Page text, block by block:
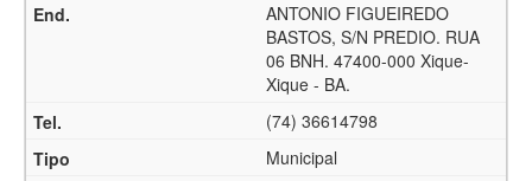
ANTONIO FIGUEIREDO
BASTOS, S/N PREDIO. RUA
06 BNH. 47400-000 Xique-
Xique - BA.
(74) 36614798
Municipal